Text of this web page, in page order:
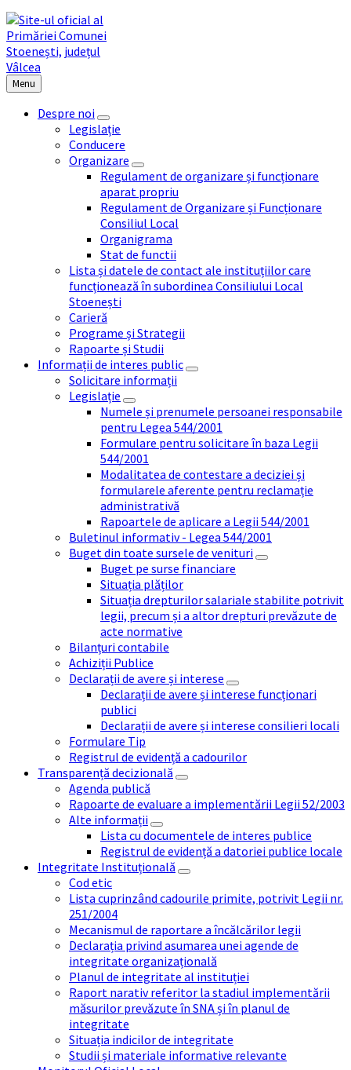
Menu
Despre noi
Legislație
Conducere
Organizare
Regulament de organizare și funcționare
aparat propriu
Regulament de Organizare și Funcționare
Consiliul Local
Organigrama
Stat de functii
Lista și datele de contact ale instituțiilor care
funcționează în subordinea Consiliului Local
Stoenești
Carieră
Programe și Strategii
Rapoarte și Studii
Informații de interes public
Solicitare informații
Legislație
Numele și prenumele persoanei responsabile
pentru Legea 544/2001
Formulare pentru solicitare în baza Legii
544/2001
Modalitatea de contestare a deciziei și
formularele aferente pentru reclamație
administrativă
Rapoartele de aplicare a Legii 544/2001
Buletinul informativ - Legea 544/2001
Buget din toate sursele de venituri
Buget pe surse financiare
Situația plăților
Situația drepturilor salariale stabilite potrivit
legii, precum și a altor drepturi prevăzute de
acte normative
Bilanțuri contabile
Achiziții Publice
Declarații de avere și interese
Declarații de avere și interese funcționari
publici
Declarații de avere și interese consilieri locali
Formulare Tip
Registrul de evidență a cadourilor
Transparență decizională
Agenda publică
Rapoarte de evaluare a implementării Legii 52/2003
Alte informații
Lista cu documentele de interes publice
Registrul de evidență a datoriei publice locale
Integritate Instituțională
Cod etic
Lista cuprinzând cadourile primite, potrivit Legii nr.
251/2004
Mecanismul de raportare a încălcărilor legii
Declarația privind asumarea unei agende de
integritate organizațională
Planul de integritate al instituției
Raport narativ referitor la stadiul implementării
măsurilor prevăzute în SNA și în planul de
integritate
Situația indicilor de integritate
Studii și materiale informative relevante